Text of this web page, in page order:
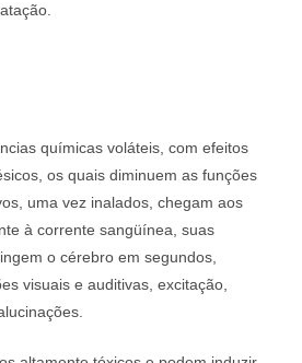
químicas voláteis, com efeitos
os quais diminuem as funções
uma vez inalados, chegam aos
à corrente sangüínea, suas
o cérebro em segundos,
visuais e auditivas, excitação,